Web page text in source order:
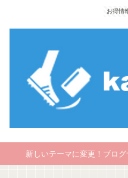
お得情
新しいテーマに変更！ブロ